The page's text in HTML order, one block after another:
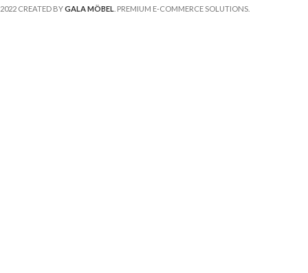
2022 CREATED BYGALA MÖBEL . PREMIUM E-COMMERCE SOLUTIONS.